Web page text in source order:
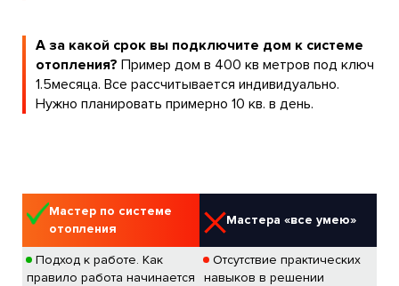
А за какой срок вы подключите дом к системе
отопления? Пример дом в 400 кв метров под ключ
1.5месяца. Все рассчитывается индивидуально.
Нужно планировать примерно 10 кв. в день.
Мастер по системе
отопления
Мастера «все умею»
Подход к работе. Как
правило работа начинается
Отсутствие практических
навыков в решении